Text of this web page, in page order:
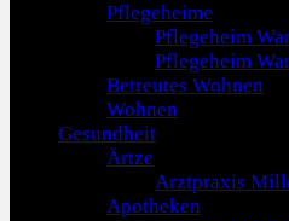
Pflegeheime
Pflegeheim
Pflegeheim
Betreutes Wohnen
Wohnen
Gesundheit
Ärtze
Arztpraxis
Apotheken